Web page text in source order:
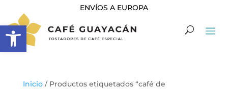
Abrir barra de herramientas
ENVÍOS A EUROPA
Inicio/ Productos etiquetados “café de